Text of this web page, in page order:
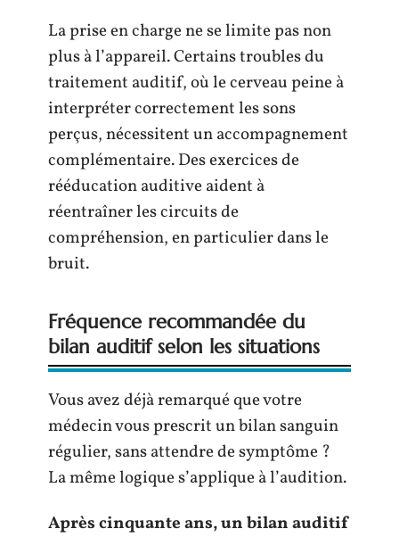
La prise en charge ne se limite pas non
plus à l’appareil. Certains troubles du
traitement auditif, où le cerveau peine à
interpréter correctement les sons
perçus, nécessitent un accompagnement
complémentaire. Des exercices de
rééducation auditive aident à
réentraîner les circuits de
compréhension, en particulier dans le
bruit.
Fréquence recommandée du
bilan auditif selon les situations
Vous avez déjà remarqué que votre
médecin vous prescrit un bilan sanguin
régulier, sans attendre de symptôme ?
La même logique s’applique à l’audition.
Après cinquante ans, un bilan auditif